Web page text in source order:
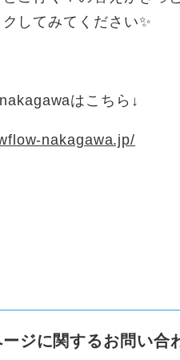
してみてください✨
はこちら↓
nakagawa.jp/
ージに関するお問い合